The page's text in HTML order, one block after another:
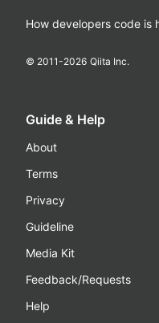
How developers code is
© 2011-2026 Qiita Inc.
Guide & Help
About
Terms
Privacy
Guideline
Media Kit
Feedback/Requests
Help